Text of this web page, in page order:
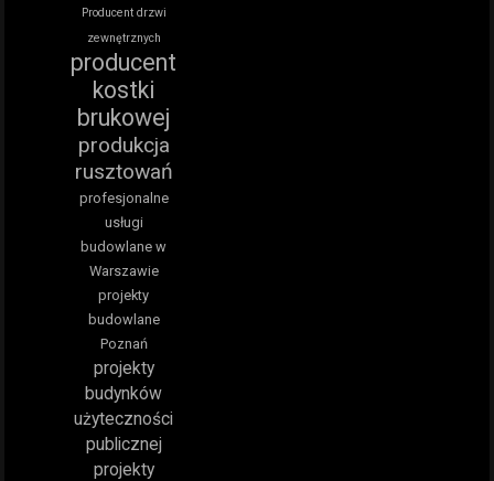
Producent drzwi
zewnętrznych
producent
kostki
brukowej
produkcja
rusztowań
profesjonalne
usługi
budowlane w
Warszawie
projekty
budowlane
Poznań
projekty
budynków
użyteczności
publicznej
projekty